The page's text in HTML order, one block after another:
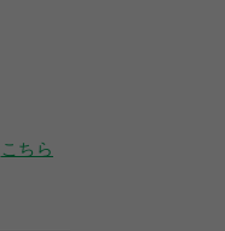
こちら